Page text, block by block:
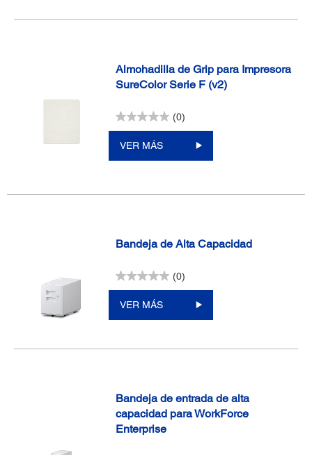
Almohadilla de Grip para Impresora
SureColor Serie F (v2)
(0)
VER MÁS
Bandeja de Alta Capacidad
(0)
VER MÁS
Bandeja de entrada de alta
capacidad para WorkForce
Enterprise